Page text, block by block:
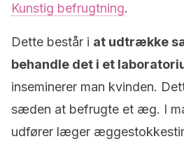
Kunstig befrugtning.
Dette består i at udtrække
behandle det i et
inseminerer man kvinden.
sæden at befrugte et æg. I
udfører læger